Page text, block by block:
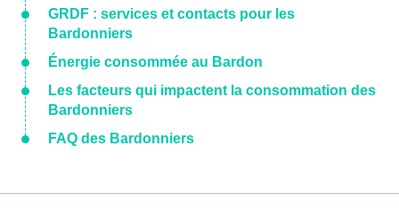
GRDF : services et contacts pour les
Bardonniers
Énergie consommée au Bardon
Les facteurs qui impactent la consommation des
Bardonniers
FAQ des Bardonniers